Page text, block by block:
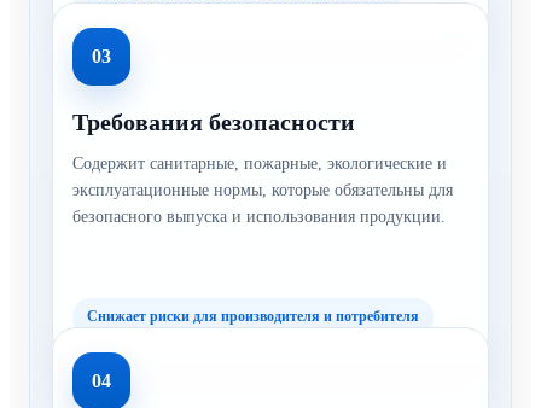
03
Требования безопасности
Содержит санитарные, пожарные, экологические и
эксплуатационные нормы, которые обязательны для
безопасного выпуска и использования продукции.
Снижает риски для производителя и потребителя
04